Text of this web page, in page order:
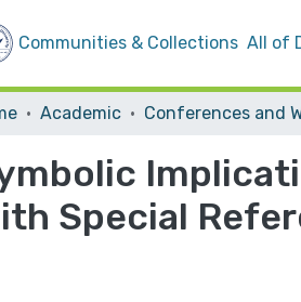
Communities & Collections All of
Academic
Special